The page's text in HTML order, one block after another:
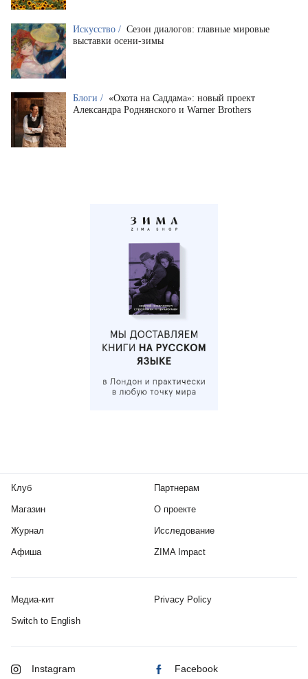
Искусство / Сезон диалогов: главные мировые
выставки осени-зимы
Блоги / «Охота на Саддама»: новый проект
Александра Роднянского и Warner Brothers
Клуб
Магазин
Журнал
Афиша
Партнерам
О проекте
Исследование
ZIMA Impact
Медиа-кит Privacy Policy
Switch to English
Instagram Facebook